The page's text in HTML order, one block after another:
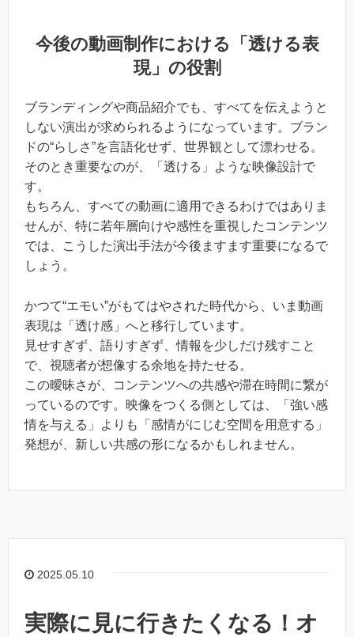
今後の動画制作における「透ける表
現」の役割
ブランディングや商品紹介でも、すべてを伝えようと
しない演出が求められるようになっています。ブラン
ドの“らしさ”を言語化せず、世界観として漂わせる。
そのとき重要なのが、「透ける」ような映像設計で
す。
もちろん、すべての動画に適用できるわけではありま
せんが、特に若年層向けや感性を重視したコンテンツ
では、こうした演出手法が今後ますます重要になるで
しょう。
かつて“エモい”がもてはやされた時代から、いま動画
表現は「透け感」へと移行しています。
見せすぎず、語りすぎず、情報を少しだけ残すこと
で、視聴者が想像する余地を持たせる。
この曖昧さが、コンテンツへの共感や滞在時間に繋が
っているのです。映像をつくる側としては、「強い感
情を与える」よりも「感情がにじむ空間を用意する」
発想が、新しい共感の形になるかもしれません。
2025.05.10
実際に見に行きたくなる！オ